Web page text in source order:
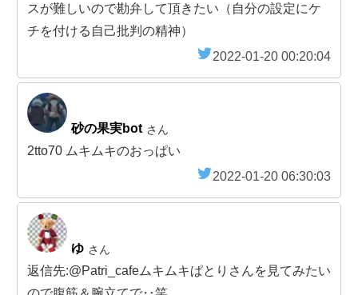
スが難しいので勘弁して頂きたい（自分の設定にケ
チを付ける自己批判の精神）
2022-01-20 00:20:04
砂の果実bot さん
2tto70 ムキムキのおっぱい
2022-01-20 06:30:03
ゆ さん
返信先:@Patri_cafeムキムキぱとりさんを見てみたい